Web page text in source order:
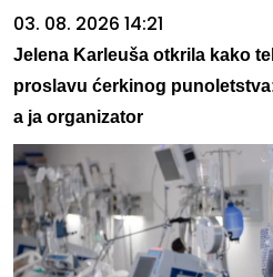
03. 08. 2026 14:21
Jelena Karleuša otkrila kako
proslavu ćerkinog
a ja organizator